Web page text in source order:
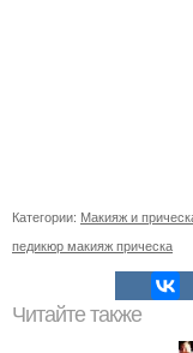
Категории: Макияж и
педикюр макияж прическа
Читайте также